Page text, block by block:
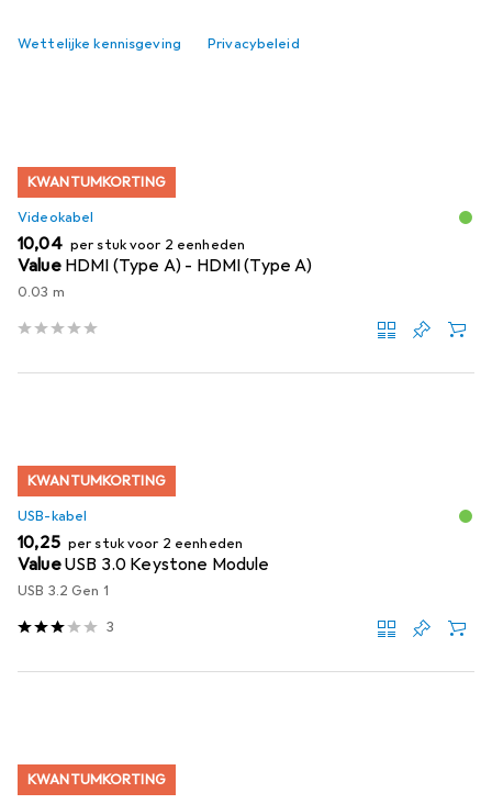
Wettelijke kennisgeving Privacybeleid
Relevantie
KWANTUMKORTING
Videokabel
EUR
10,04 per stuk voor 2 eenheden
Value HDMI (Type A) - HDMI (Type A)
0.03 m
KWANTUMKORTING
USB-kabel
EUR
10,25 per stuk voor 2 eenheden
ValueUSB 3.0 Keystone Module
USB 3.2 Gen 1
3
KWANTUMKORTING